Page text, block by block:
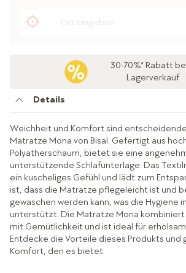
30-70%* Rabatt
Lagerverkauf
Details
Weichheit und Komfort sind
Matratze Mona von Bisal. Gefertigt aus
Polyätherschaum, bietet sie eine
unterstützende Schlafunterlage. Das
ein kuscheliges Gefühl und lädt zum
ist, dass die Matratze pflegeleicht ist und
gewaschen werden kann, was die Hygiene
unterstützt. Die Matratze Mona
mit Gemütlichkeit und ist ideal für
Entdecke die Vorteile dieses Produkts und
Komfort, den es bietet.